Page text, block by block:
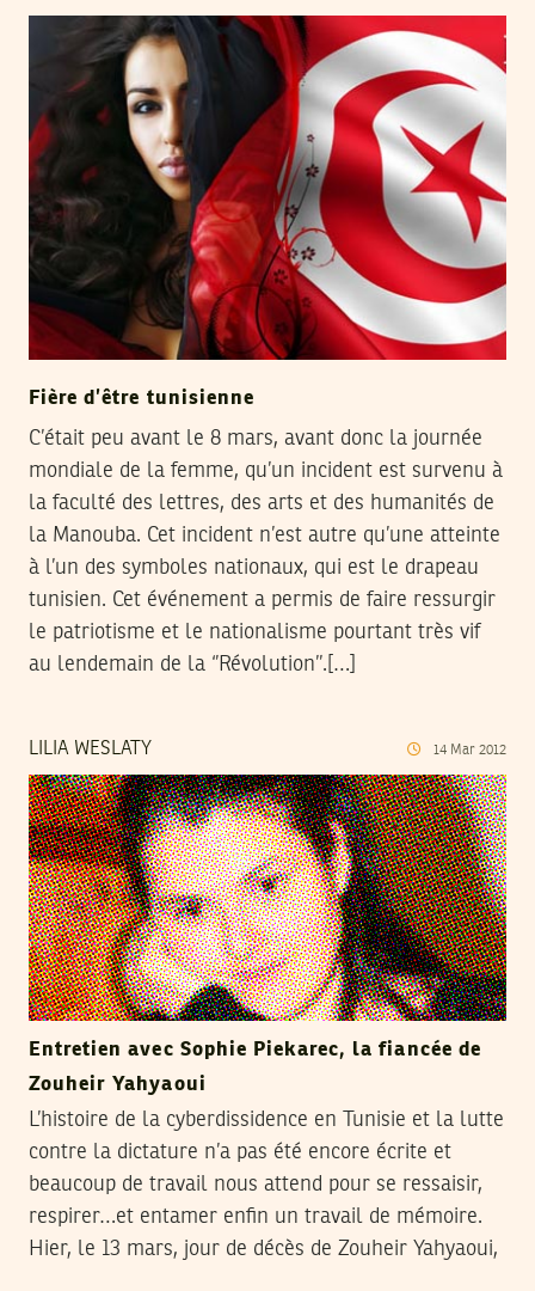
Fière d’être tunisienne
C’était peu avant le 8 mars, avant donc la journée
mondiale de la femme, qu’un incident est survenu à
la faculté des lettres, des arts et des humanités de
la Manouba. Cet incident n’est autre qu’une atteinte
à l’un des symboles nationaux, qui est le drapeau
tunisien. Cet événement a permis de faire ressurgir
le patriotisme et le nationalisme pourtant très vif
au lendemain de la ‘’Révolution’’.[…]
LILIA WESLATY 14 Mar 2012
Entretien avec Sophie Piekarec, la fiancée de
Zouheir Yahyaoui
L’histoire de la cyberdissidence en Tunisie et la lutte
contre la dictature n’a pas été encore écrite et
beaucoup de travail nous attend pour se ressaisir,
respirer…et entamer enfin un travail de mémoire.
Hier, le 13 mars, jour de décès de Zouheir Yahyaoui,